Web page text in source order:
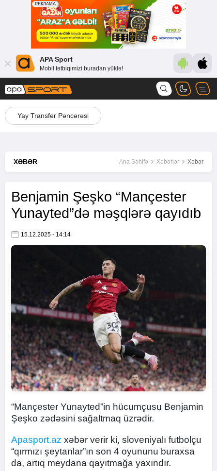
APA Sport
Mobil tətbiqimizi buradan yüklə!
Yay Transfer Pəncərəsi
XƏBƏR Ana Səhifə Xəbərlər Xəbər
Benjamin Şeşko “Mançester
Yunayted”də məşqlərə qayıdıb
15.12.2025 - 14:14
“Mançester Yunayted”in hücumçusu Benjamin
Şeşko zədəsini sağaltmaq üzrədir.
Apasport.az xəbər verir ki, sloveniyalı futbolçu
“qırmızı şeytanlar”ın son 4 oyununu buraxsa
da, artıq meydana qayıtmağa yaxındır.